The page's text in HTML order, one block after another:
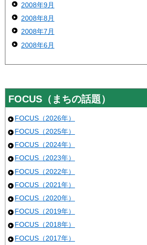
2008年9月
2008年8月
2008年7月
2008年6月
FOCUS（まちの話題）
FOCUS（2026年）
FOCUS（2025年）
FOCUS（2024年）
FOCUS（2023年）
FOCUS（2022年）
FOCUS（2021年）
FOCUS（2020年）
FOCUS（2019年）
FOCUS（2018年）
FOCUS（2017年）